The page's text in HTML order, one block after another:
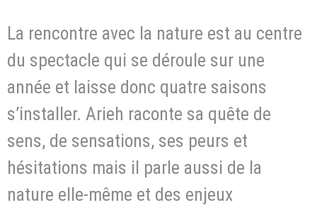
La rencontre avec la nature est au centre
du spectacle qui se déroule sur une
année et laisse donc quatre saisons
s’installer. Arieh raconte sa quête de
sens, de sensations, ses peurs et
hésitations mais il parle aussi de la
nature elle-même et des enjeux